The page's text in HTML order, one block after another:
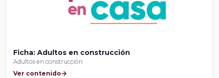
Ficha: Adultos en construcción
Adultos en construcción
Ver contenido